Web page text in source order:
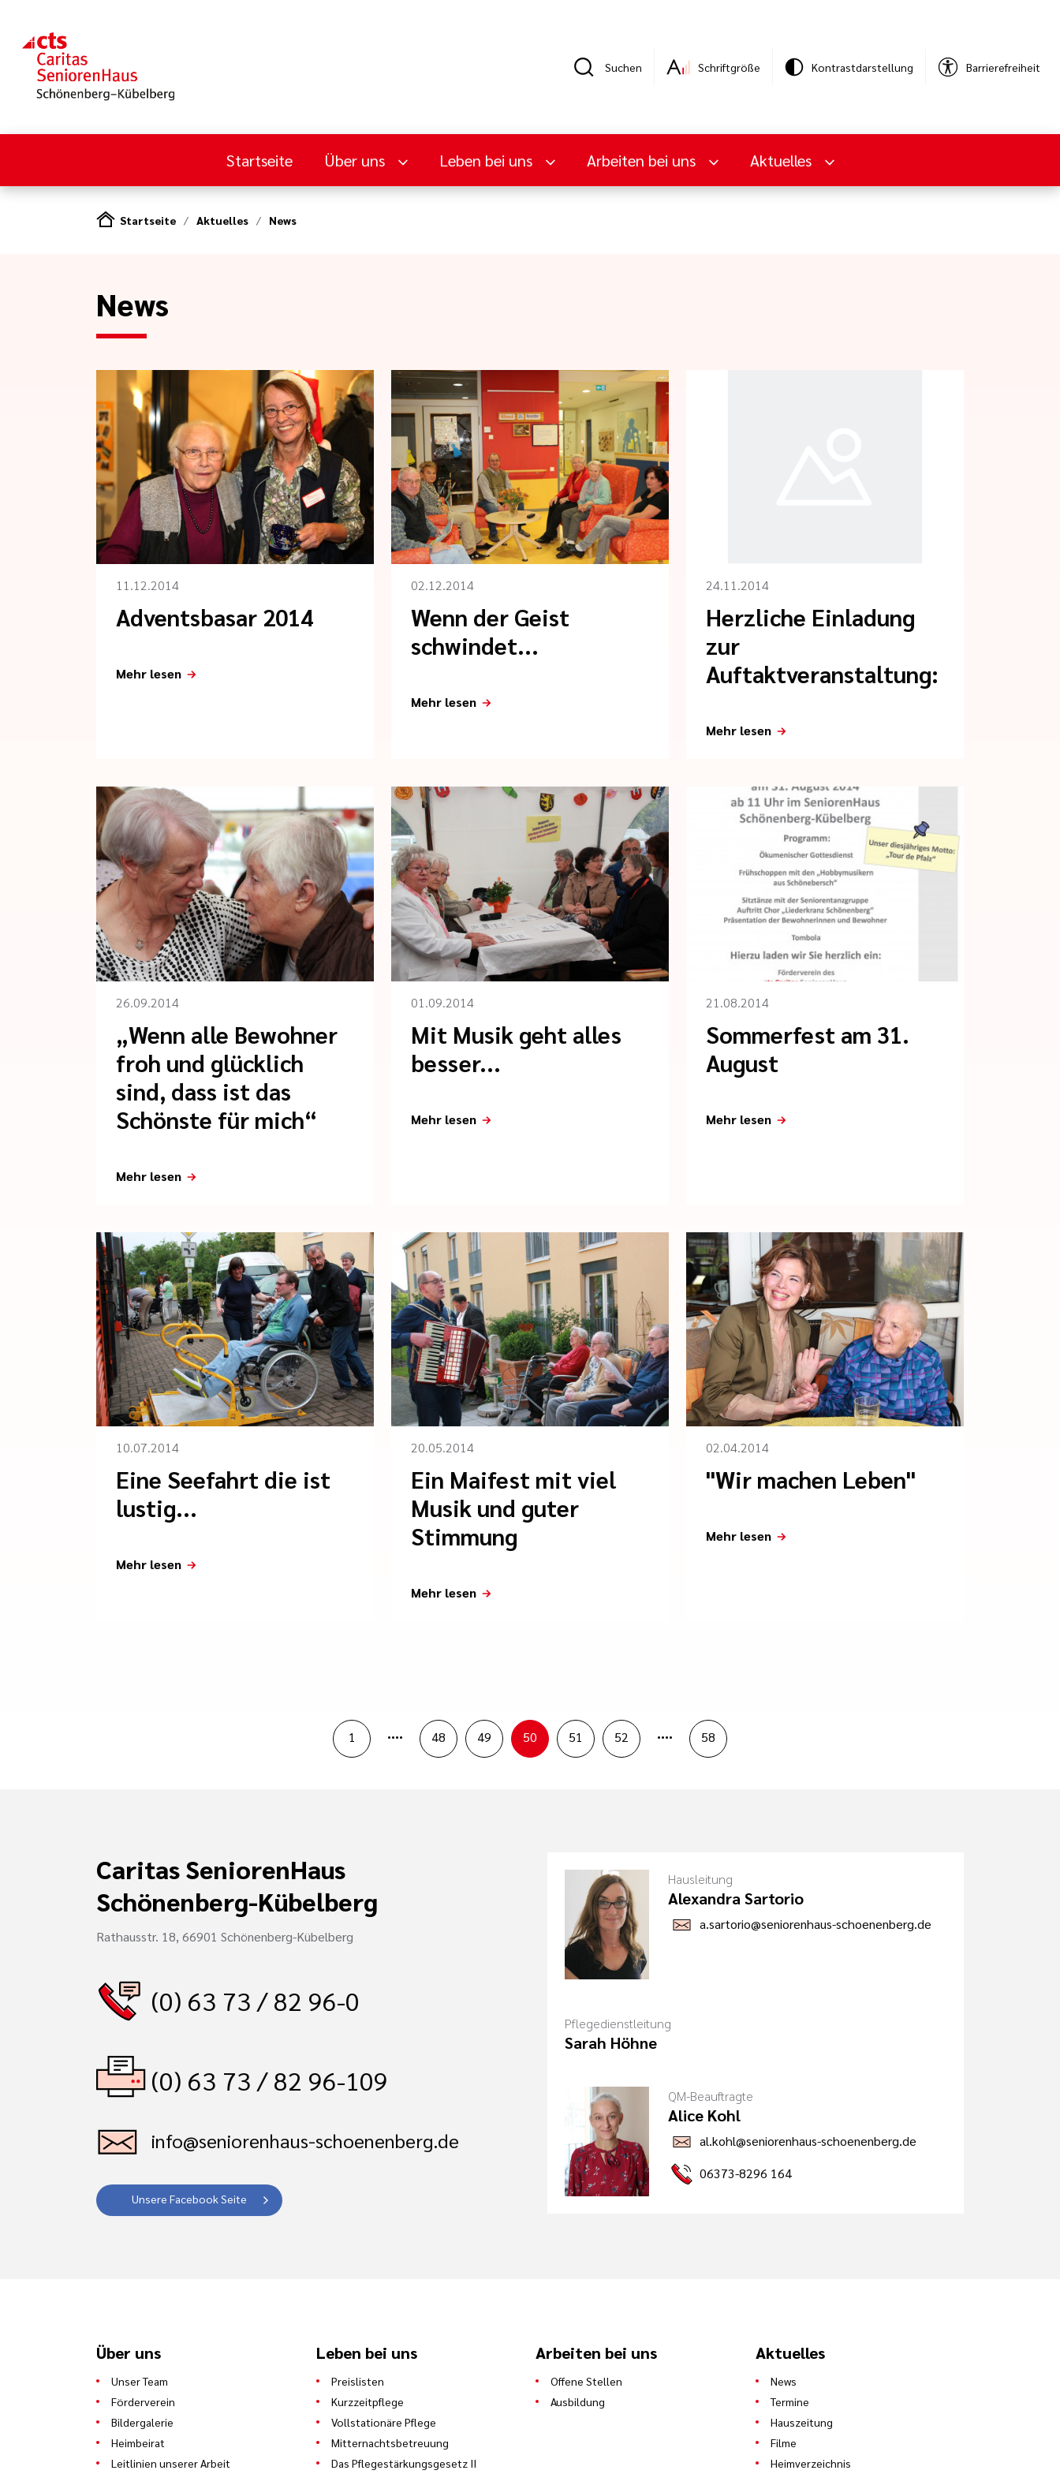
Suchen Schriftgröße Kontrastdarstellung Barrierefreiheit
Startseite Über uns Leben bei uns Arbeiten bei uns Aktuelles
Startseite Aktuelles News
News
11.12.2014
Adventsbasar 2014
Mehr lesen
02.12.2014
Wenn der Geist
schwindet...
Mehr lesen
24.11.2014
Herzliche Einladung
zur
Auftaktveranstaltung:
Mehr lesen
26.09.2014
„Wenn alle Bewohner
froh und glücklich
sind, dass ist das
Schönste für mich“
Mehr lesen
01.09.2014
Mit Musik geht alles
besser...
Mehr lesen
21.08.2014
Sommerfest am 31.
August
Mehr lesen
10.07.2014
Eine Seefahrt die ist
lustig...
Mehr lesen
20.05.2014
Ein Maifest mit viel
Musik und guter
Stimmung
Mehr lesen
02.04.2014
"Wir machen Leben"
Mehr lesen
1 .... 48 49 50 51 52 .... 58
Caritas SeniorenHaus
Schönenberg-Kübelberg
Rathausstr. 18, 66901 Schönenberg-Kübelberg
(0) 63 73 / 82 96-0
(0) 63 73 / 82 96-109
info@seniorenhaus-schoenenberg.de
Unsere Facebook Seite
Hausleitung
Alexandra Sartorio
a.sartorio@seniorenhaus-schoenenberg.de
Pflegedienstleitung
Sarah Höhne
QM-Beauftragte
Alice Kohl
al.kohl@seniorenhaus-schoenenberg.de
06373-8296 164
Über uns
Unser Team
Förderverein
Bildergalerie
Heimbeirat
Leitlinien unserer Arbeit
Leben bei uns
Preislisten
Kurzzeitpflege
Vollstationäre Pflege
Mitternachtsbetreuung
Das Pflegestärkungsgesetz II
Arbeiten bei uns
Offene Stellen
Ausbildung
Aktuelles
News
Termine
Hauszeitung
Filme
Heimverzeichnis